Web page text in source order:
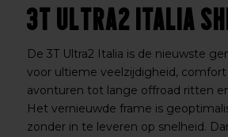
3T Ultra2 Italia
De 3T Ultra2 Italia is de nieuwste
voor ultieme veelzijdigheid,
avonturen tot lange offroad ritten
Het vernieuwde frame is
zonder in te leveren op snelheid.